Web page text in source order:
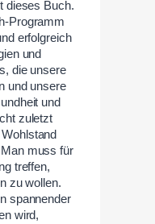
dieses Buch.
Programm
erfolgreich
und
die unsere
und unsere
und
zuletzt
muss für
treffen,
zu wollen.
spannender
wird,